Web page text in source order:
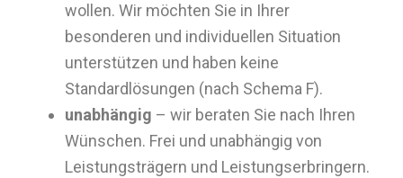
wollen. Wir möchten Sie in Ihrer
besonderen und individuellen Situation
unterstützen und haben keine
Standardlösungen (nach Schema F).
unabhängig – wir beraten Sie nach Ihren
Wünschen. Frei und unabhängig von
Leistungsträgern und Leistungserbringern.